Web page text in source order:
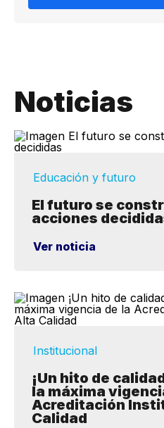
Noticias
Educación y futuro
El futuro se
acciones
Ver noticia
Institucional
¡Un hito de
la máxima
Acreditación
Calidad